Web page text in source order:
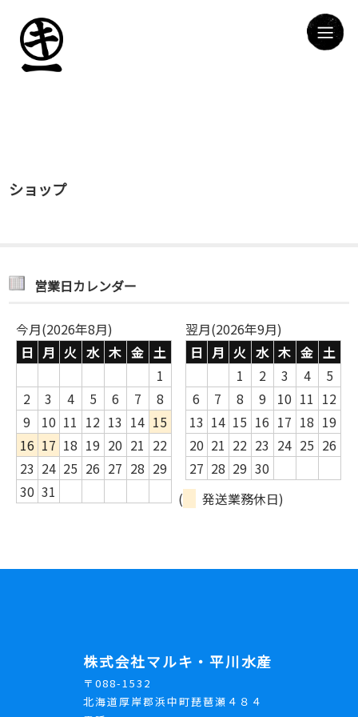
ショップ
営業日カレンダー
今月(2026年8月)
日 月 火 水 木 金 土
1
2
3 4 5 6 7
8
9
10 11 12 13 14 15
16 17 18 19 20 21 22
23 24 25 26 27 28 29
30 31
翌月(2026年9月)
日 月 火 水 木 金 土
1
2 3 4
5
6
7 8 9 10 11 12
13 14 15 16 17 18 19
20 21 22 23 24 25 26
27 28 29 30
(
発送業務休日)
株式会社マルキ・平川水産
〒088-1532
北海道厚岸郡浜中町琵琶瀬４８４